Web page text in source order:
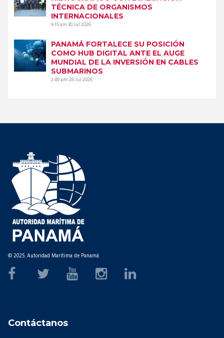
TÉCNICA DE ORGANISMOS
INTERNACIONALES
9:15 am30 Jul 2026
PANAMÁ FORTALECE SU POSICIÓN
COMO HUB DIGITAL ANTE EL AUGE
MUNDIAL DE LA INVERSIÓN EN CABLES
SUBMARINOS
2:49 pm28 Jul 2026
© 2025. Autoridad Marítima de Panamá
Contáctanos